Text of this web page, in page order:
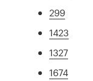
299
1423
1327
1674